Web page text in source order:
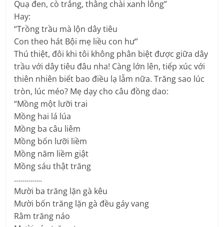
Quạ đen, cò trắng, thằng chài xanh lông”
Hay:
“Trồng trầu mà lộn dây tiêu
Con theo hát Bội mẹ liều con hư”
Thú thiệt, đôi khi tôi không phân biệt được giữa dây
trầu với dây tiêu đâu nha! Càng lớn lên, tiếp xúc với
thiên nhiên biết bao điều lạ lẫm nữa. Trăng sao lúc
tròn, lúc méo? Mẹ dạy cho câu đồng dao:
“Mồng một lưỡi trai
Mồng hai lá lúa
Mồng ba câu liêm
Mồng bốn lưỡi liềm
Mồng năm liềm giật
Mồng sáu thật trăng
…………..
Mười ba trăng lặn gà kêu
Mười bốn trăng lặn gà đều gáy vang
Rằm trăng náo